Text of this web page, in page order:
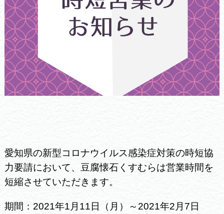
愛知県の新型コロナウイルス感染症対策の時短協
力要請において、豆腐懐石くすむらは営業時間を
短縮させていただきます。
期間：2021年1月11日（月）～2021年2月7日